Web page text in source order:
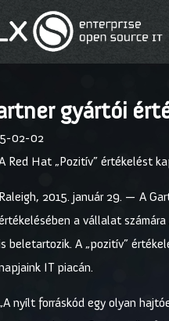
gyártói
02-02
Red Hat „Pozitív” értékelést
Raleigh, 2015. január 29. — A
a vállalat
beletartozik. A „pozitív”
IT piacán.
„A nyílt forráskód egy olyan